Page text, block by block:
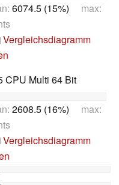
6074.5 (15%) max:
Vergleichsdiagramm
CPU Multi 64 Bit
2608.5 (16%) max:
Vergleichsdiagramm